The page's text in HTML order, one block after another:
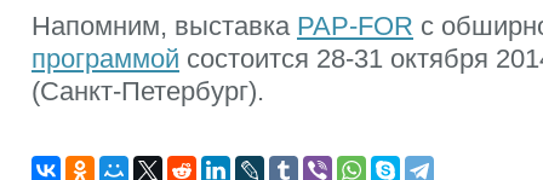
Напомним, выставка PAP-FOR с
программой состоится 28-31 октября
(Санкт-Петербург).